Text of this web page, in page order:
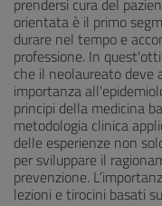
prendersi cura del
orientata è il primo
durare nel tempo e
professione. In
che il neolaureato deve
importanza
principi della medicina
metodologia clinica
delle esperienze non
per sviluppare il
prevenzione.
lezioni e tirocini basati